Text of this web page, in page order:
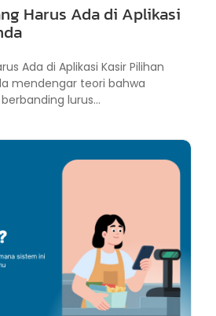
Harus Ada di Aplikasi
Ada di Aplikasi Kasir Pilihan
mendengar teori bahwa
lurus...